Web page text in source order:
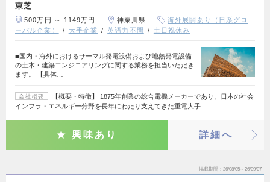
東芝
500万円 ～ 1149万円 神奈川県
海外展開あり（日系グロ
ーバル企業）
大手企業 英語力不問 土日祝休み
■国内・海外におけるサーマル発電設備および地熱発電設備
の土木・建築エンジニアリングに関する業務を担当いただき
ます。 【具体…
会社概要
【概要・特徴】 1875年創業の総合電機メーカーであり、日本の社会
インフラ・エネルギー分野を長年にわたり支えてきた重電大手…
興味あり 詳細へ
掲載期間 26/08/05～26/09/07